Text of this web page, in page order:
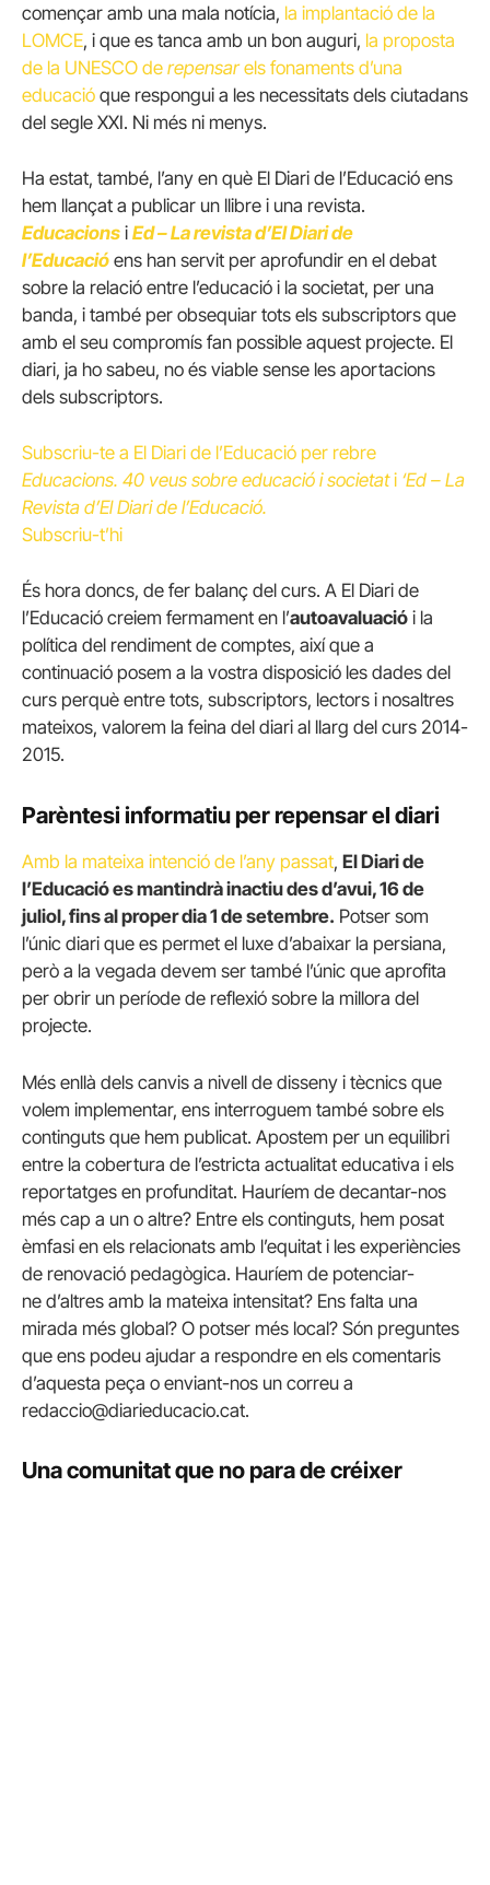
començar amb una mala notícia, la implantació de la
LOMCE, i que es tanca amb un bon auguri, la proposta
de la UNESCO de repensarels fonaments d’una
educació que respongui a les necessitats dels ciutadans
del segle XXI. Ni més ni menys.
Ha estat, també, l’any en què El Diari de l’Educació ens
hem llançat a publicar un llibre i una revista.
Educacions i Ed – La revista d’El Diari de
l’Educació ens han servit per aprofundir en el debat
sobre la relació entre l’educació i la societat, per una
banda, i també per obsequiar tots els subscriptors que
amb el seu compromís fan possible aquest projecte. El
diari, ja ho sabeu, no és viable sense les aportacions
dels subscriptors.
Subscriu-te a El Diari de l’Educació per rebre
Educacions. 40 veus sobre educació i societati ‘Ed – La
Revista d’El Diari de l’Educació.
Subscriu-t’hi
És hora doncs, de fer balanç del curs. A El Diari de
l’Educació creiem fermament en l’autoavaluació i la
política del rendiment de comptes, així que a
continuació posem a la vostra disposició les dades del
curs perquè entre tots, subscriptors, lectors i nosaltres
mateixos, valorem la feina del diari al llarg del curs 2014-
2015.
Parèntesi informatiu per repensar el diari
Amb la mateixa intenció de l’any passat, El Diari de
l’Educació es mantindrà inactiu des d’avui, 16 de
juliol, fins al proper dia 1 de setembre. Potser som
l’únic diari que es permet el luxe d’abaixar la persiana,
però a la vegada devem ser també l’únic que aprofita
per obrir un període de reflexió sobre la millora del
projecte.
Més enllà dels canvis a nivell de disseny i tècnics que
volem implementar, ens interroguem també sobre els
continguts que hem publicat. Apostem per un equilibri
entre la cobertura de l’estricta actualitat educativa i els
reportatges en profunditat. Hauríem de decantar-nos
més cap a un o altre? Entre els continguts, hem posat
èmfasi en els relacionats amb l’equitat i les experiències
de renovació pedagògica. Hauríem de potenciar-
ne d’altres amb la mateixa intensitat? Ens falta una
mirada més global? O potser més local? Són preguntes
que ens podeu ajudar a respondre en els comentaris
d’aquesta peça o enviant-nos un correu a
redaccio@diarieducacio.cat.
Una comunitat que no para de créixer